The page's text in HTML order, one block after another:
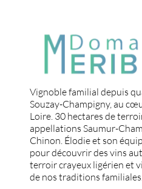
Vignoble familial depuis
Souzay-Champigny, au
Loire. 30 hectares de
appellations Saumur-
Chinon. Élodie et son
pour découvrir des vins
terroir crayeux ligérien et
de nos traditions